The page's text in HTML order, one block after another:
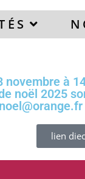
à
noël 2025
lien